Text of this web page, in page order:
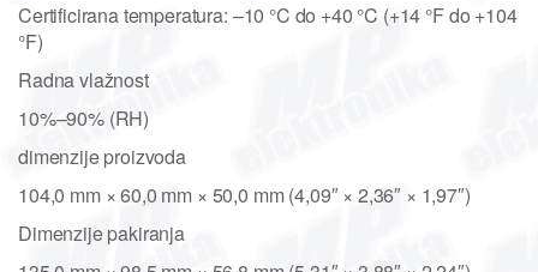
Certificirana temperatura: –10 °C do +40 °C (+14 °F do +104
°F)
Radna vlažnost
10%–90% (RH)
dimenzije proizvoda
104,0 mm × 60,0 mm × 50,0 mm (4,09″ × 2,36″ × 1,97″)
Dimenzije pakiranja